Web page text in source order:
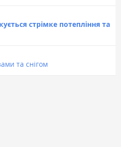
стрімке потепління та
та снігом